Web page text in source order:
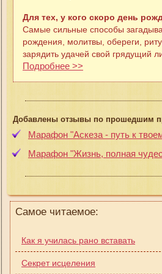
Для тех, у кого скоро день
Самые сильные способы
рождения, молитвы, обереги,
зарядить удачей свой грядущий
Подробнее >>
Добавлены отзывы по прошедшим
Марафон "Аскеза - путь к
Марафон "Жизнь, полная
Самое читаемое:
Как я училась рано вставать
Секрет исцеления